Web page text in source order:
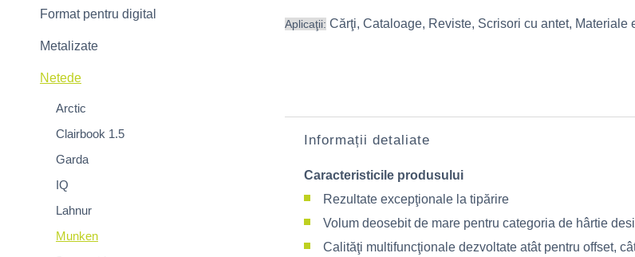
Format pentru digital
Metalizate
Netede
Arctic
Clairbook 1.5
Garda
IQ
Lahnur
Munken
Aplicaţii: Cărţi, Cataloage, Reviste, Scrisori cu antet, Materiale
Informații detaliate
Caracteristicile produsului
Rezultate excepţionale la tipărire
Volum deosebit de mare pentru categoria de hârtie
Calităţi multifuncţionale dezvoltate atât pentru offset,